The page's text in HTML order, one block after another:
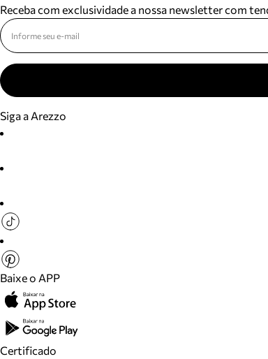
Receba com exclusividade a nossa newsletter com
Siga a Arezzo
Baixe o APP
Certificado